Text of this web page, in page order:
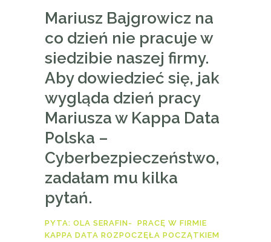
Mariusz Bajgrowicz na
co dzień nie pracuje w
siedzibie naszej firmy.
Aby dowiedzieć się, jak
wygląda dzień pracy
Mariusza w Kappa Data
Polska –
Cyberbezpieczeństwo,
zadałam mu kilka
pytań.
PYTA: OLA SERAFIN- PRACĘ W FIRMIE
KAPPA DATA ROZPOCZĘŁA POCZĄTKIEM